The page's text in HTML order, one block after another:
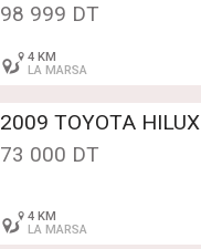
98 999 DT
4 KM
LA MARSA
2009 TOYOTA HILUX
73 000 DT
4 KM
LA MARSA